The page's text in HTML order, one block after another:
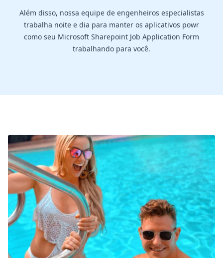
Além disso, nossa equipe de engenheiros especialistas
trabalha noite e dia para manter os aplicativos powr
como seu Microsoft Sharepoint Job Application Form
trabalhando para você.